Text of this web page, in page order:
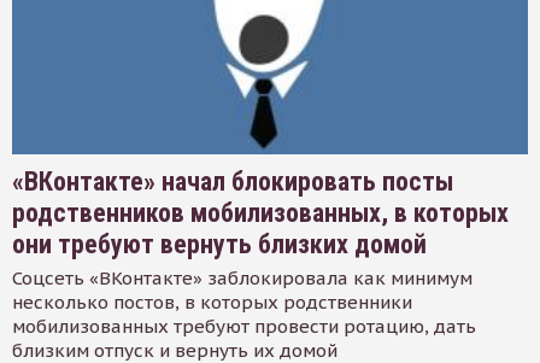
«ВКонтакте» начал блокировать посты
родственников мобилизованных, в которых
они требуют вернуть близких домой
Соцсеть «ВКонтакте» заблокировала как минимум
несколько постов, в которых родственники
мобилизованных требуют провести ротацию, дать
близким отпуск и вернуть их домой